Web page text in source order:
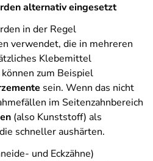
alternativ eingesetzt
in der Regel
verwendet, die in mehreren
Klebemittel
zum Beispiel
sein. Wenn das nicht
im Seitenzahnbereich
(also Kunststoff) als
schneller aushärten.
und Eckzähne)